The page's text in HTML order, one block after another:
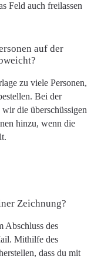
Feld auch freilassen
auf der
zu viele Personen,
Bei der
die überschüssigen
hinzu, wenn die
Zeichnung?
Abschluss des
Mithilfe des
dass du mit